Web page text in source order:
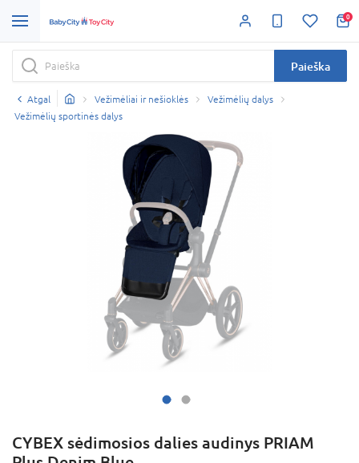
0
Paieška
Atgal Vežimėliai ir nešioklės
Vežimėlių dalys
Vežimėlių sportinės dalys
CYBEX sėdimosios dalies audinys PRIAM